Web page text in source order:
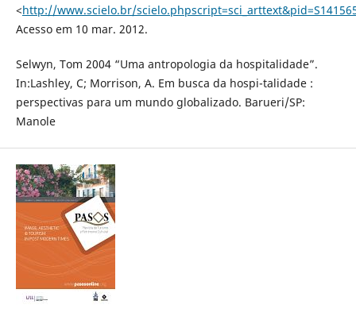
<http://www.scielo.br/
Acesso em 10 mar. 2012.
Selwyn, Tom 2004 “Uma antropologia da hospitalidade”.
In:Lashley, C; Morrison, A. Em busca da hospi-talidade :
perspectivas para um mundo globalizado. Barueri/SP:
Manole